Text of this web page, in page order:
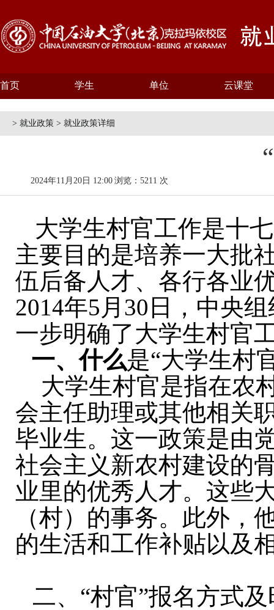
首页 学生 单位 云课堂
> 就业政策 > 就业政策详细
2024年11月20日 12:00 浏览：5211 次
大学生村官工作是十
主要目的是培养一大批
伍后备人才、各行各业
2014年5月30日，中央
一步明确了大学生村官
一、什么是“大学生村
大学生村官是指在农
会主任助理或其他相关
毕业生。这一政策是由
社会主义新农村建设的
业里的优秀人才。这些
（村）的事务。此外，
的生活和工作补贴以及
二、“村官”报名方式